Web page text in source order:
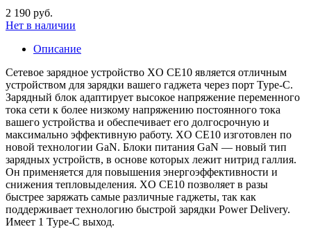
2 190 руб.
Нет в наличии
Описание
Сетевое зарядное устройство XO CE10 является отличным
устройством для зарядки вашего гаджета через порт Type-C.
Зарядный блок адаптирует высокое напряжение переменного
тока сети к более низкому напряжению постоянного тока
вашего устройства и обеспечивает его долгосрочную и
максимально эффективную работу. XO CE10 изготовлен по
новой технологии GaN. Блоки питания GaN — новый тип
зарядных устройств, в основе которых лежит нитрид галлия.
Он применяется для повышения энергоэффективности и
снижения тепловыделения. XO CE10 позволяет в разы
быстрее заряжать самые различные гаджеты, так как
поддерживает технологию быстрой зарядки Power Delivery.
Имеет 1 Type-C выход.